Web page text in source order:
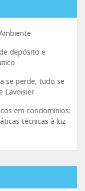
depósito e
se perde, tudo se
Lavoisier
em condomínios:
técnicas à luz